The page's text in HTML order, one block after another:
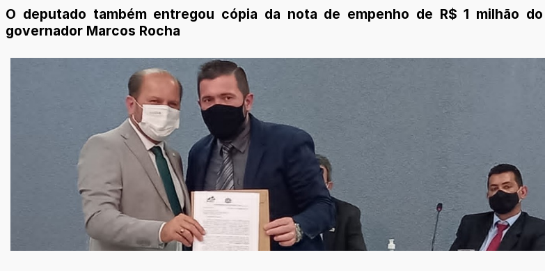
O deputado também entregou cópia da nota de empenho de R$ 1 milhão
governador Marcos Rocha